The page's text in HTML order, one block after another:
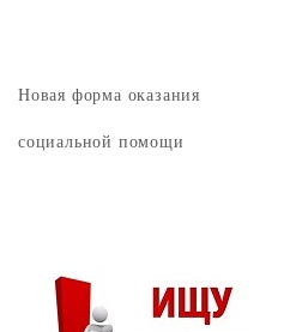
Новая форма оказания
социальной помощи